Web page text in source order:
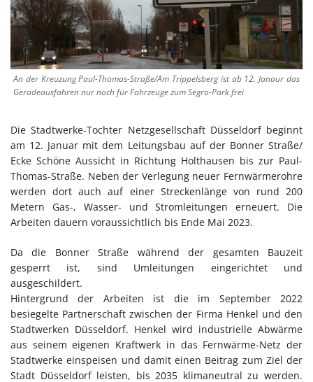
An der Kreuzung Paul-Thomas-Straße/Am Trippelsberg ist ab 12. Janaur das
Geradeausfahren nur noch für Fahrzeuge zum Segro-Park frei
Die Stadtwerke-Tochter Netzgesellschaft Düsseldorf beginnt
am 12. Januar mit dem Leitungsbau auf der Bonner Straße/
Ecke Schöne Aussicht in Richtung Holthausen bis zur Paul-
Thomas-Straße. Neben der Verlegung neuer Fernwärmerohre
werden dort auch auf einer Streckenlänge von rund 200
Metern Gas-, Wasser- und Stromleitungen erneuert. Die
Arbeiten dauern voraussichtlich bis Ende Mai 2023.
Da die Bonner Straße während der gesamten Bauzeit
gesperrt ist, sind Umleitungen eingerichtet und
ausgeschildert.
Hintergrund der Arbeiten ist die im September 2022
besiegelte Partnerschaft zwischen der Firma Henkel und den
Stadtwerken Düsseldorf. Henkel wird industrielle Abwärme
aus seinem eigenen Kraftwerk in das Fernwärme-Netz der
Stadtwerke einspeisen und damit einen Beitrag zum Ziel der
Stadt Düsseldorf leisten, bis 2035 klimaneutral zu werden.